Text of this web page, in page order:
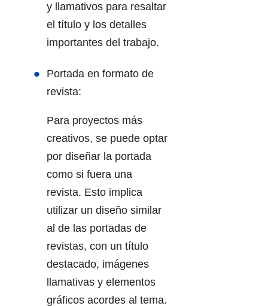
y llamativos para resaltar
el título y los detalles
importantes del trabajo.
Portada en formato de
revista:
Para proyectos más
creativos, se puede optar
por diseñar la portada
como si fuera una
revista. Esto implica
utilizar un diseño similar
al de las portadas de
revistas, con un título
destacado, imágenes
llamativas y elementos
gráficos acordes al tema.